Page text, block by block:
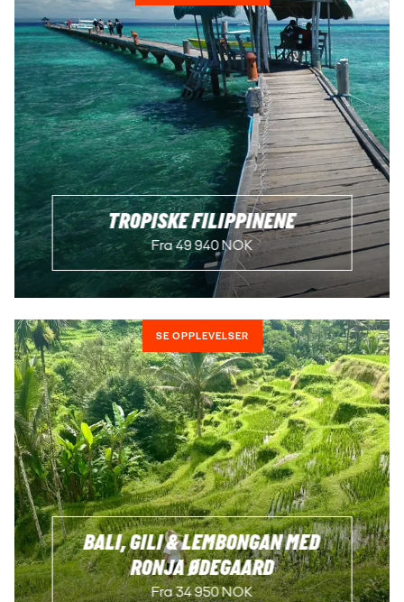
TROPISKE FILIPPINENE
Fra 49 940 NOK
SE OPPLEVELSER
BALI, GILI & LEMBONGAN MED
RONJA ØDEGAARD
Fra 34 950 NOK